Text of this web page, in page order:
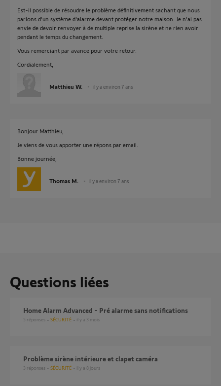
Est-il possible de résoudre le problème définitivement sachant que nous
parlons d'un système d'alarme devant protéger notre maison. Je n'ai pas
envie de devoir renvoyer à de multiple reprise la sirène et ne rien avoir
pendant le temps du changement.
Vous remerciant par avance pour votre retour.
Cordialement,
Matthieu W. il y a environ 7 ans
Bonjour Matthieu,
Je viens de vous apporter une répons par email.
Bonne journée,
Thomas M. il y a environ 7 ans
Questions liées
Home Alarm Advanced - Pré alarme sans notifications
5 réponses SÉCURITÉ il y a 3 mois
Problème sirène intérieure et clapet caméra
3 réponses SÉCURITÉ il y a 8 jours